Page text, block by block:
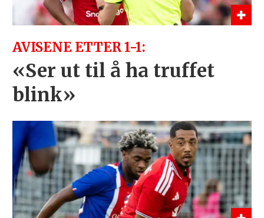
AVISENE ETTER 1-1:
«Ser ut til å ha truffet
blink»